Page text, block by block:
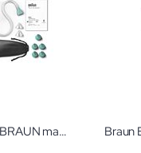
Braun BRAUN manueller Nasensauger Nasensekretsauger